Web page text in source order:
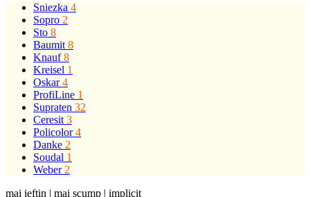
Sniezka 4
Sopro 2
Sto 8
Baumit 8
Knauf8
Kreisel 1
Oskar4
ProfiLine 1
Supraten 32
Ceresit 3
Policolor4
Danke 2
Soudal 1
Weber 2
mai ieftin | mai scump | implicit